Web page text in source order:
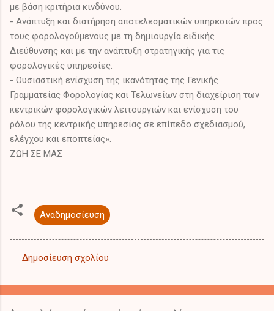
με βάση κριτήρια κινδύνου.
- Ανάπτυξη και διατήρηση αποτελεσματικών υπηρεσιών προς
τους φορολογούμενους με τη δημιουργία ειδικής
Διεύθυνσης και με την ανάπτυξη στρατηγικής για τις
φορολογικές υπηρεσίες.
- Ουσιαστική ενίσχυση της ικανότητας της Γενικής
Γραμματείας Φορολογίας και Τελωνείων στη διαχείριση των
κεντρικών φορολογικών λειτουργιών και ενίσχυση του
ρόλου της κεντρικής υπηρεσίας σε επίπεδο σχεδιασμού,
ελέγχου και εποπτείας».
ΖΩΗ ΣΕ ΜΑΣ
Αναδημοσίευση
χ
Δημοσίευση σχολίου